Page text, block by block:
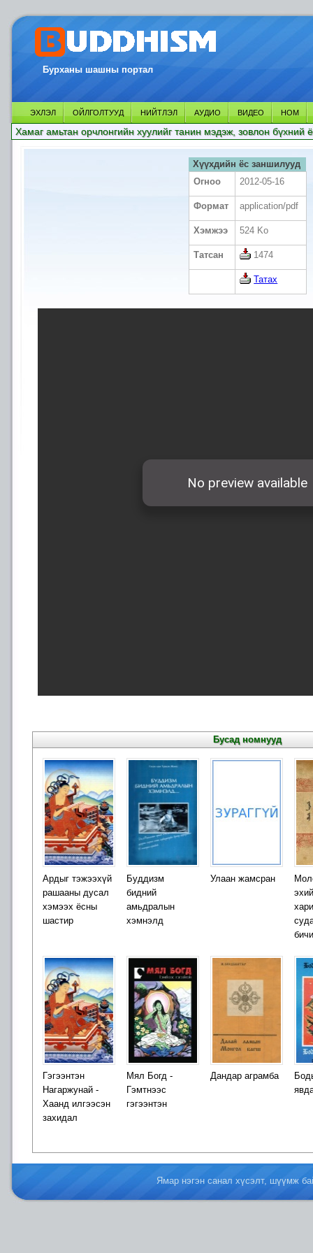
Бурханы шашны портал
ЭХЛЭЛ ОЙЛГОЛТУУД НИЙТЛЭЛ АУДИО ВИДЕО НОМ
Хамаг амьтан орчлонгийн хуулийг танин мэдэж, зовлон бүхний
Хүүхдийн ёс заншилууд
Огноо
2012-05-16
Формат application/pdf
Хэмжээ 524 Ko
Татсан 1474
Татах
Бусад номнууд
Ардыг тэжээхүй
рашааны дусал
хэмээх ёсны
шастир
Буддизм
бидний
амьдралын
хэмнэлд
Улаан жамсран
Гэгээнтэн
Нагаржунай -
Хаанд илгээсэн
захидал
Мял Богд -
Гэмтнээс
гэгээнтэн
Дандар аграмба
Ямар нэгэн санал хүсэлт, шүүмж